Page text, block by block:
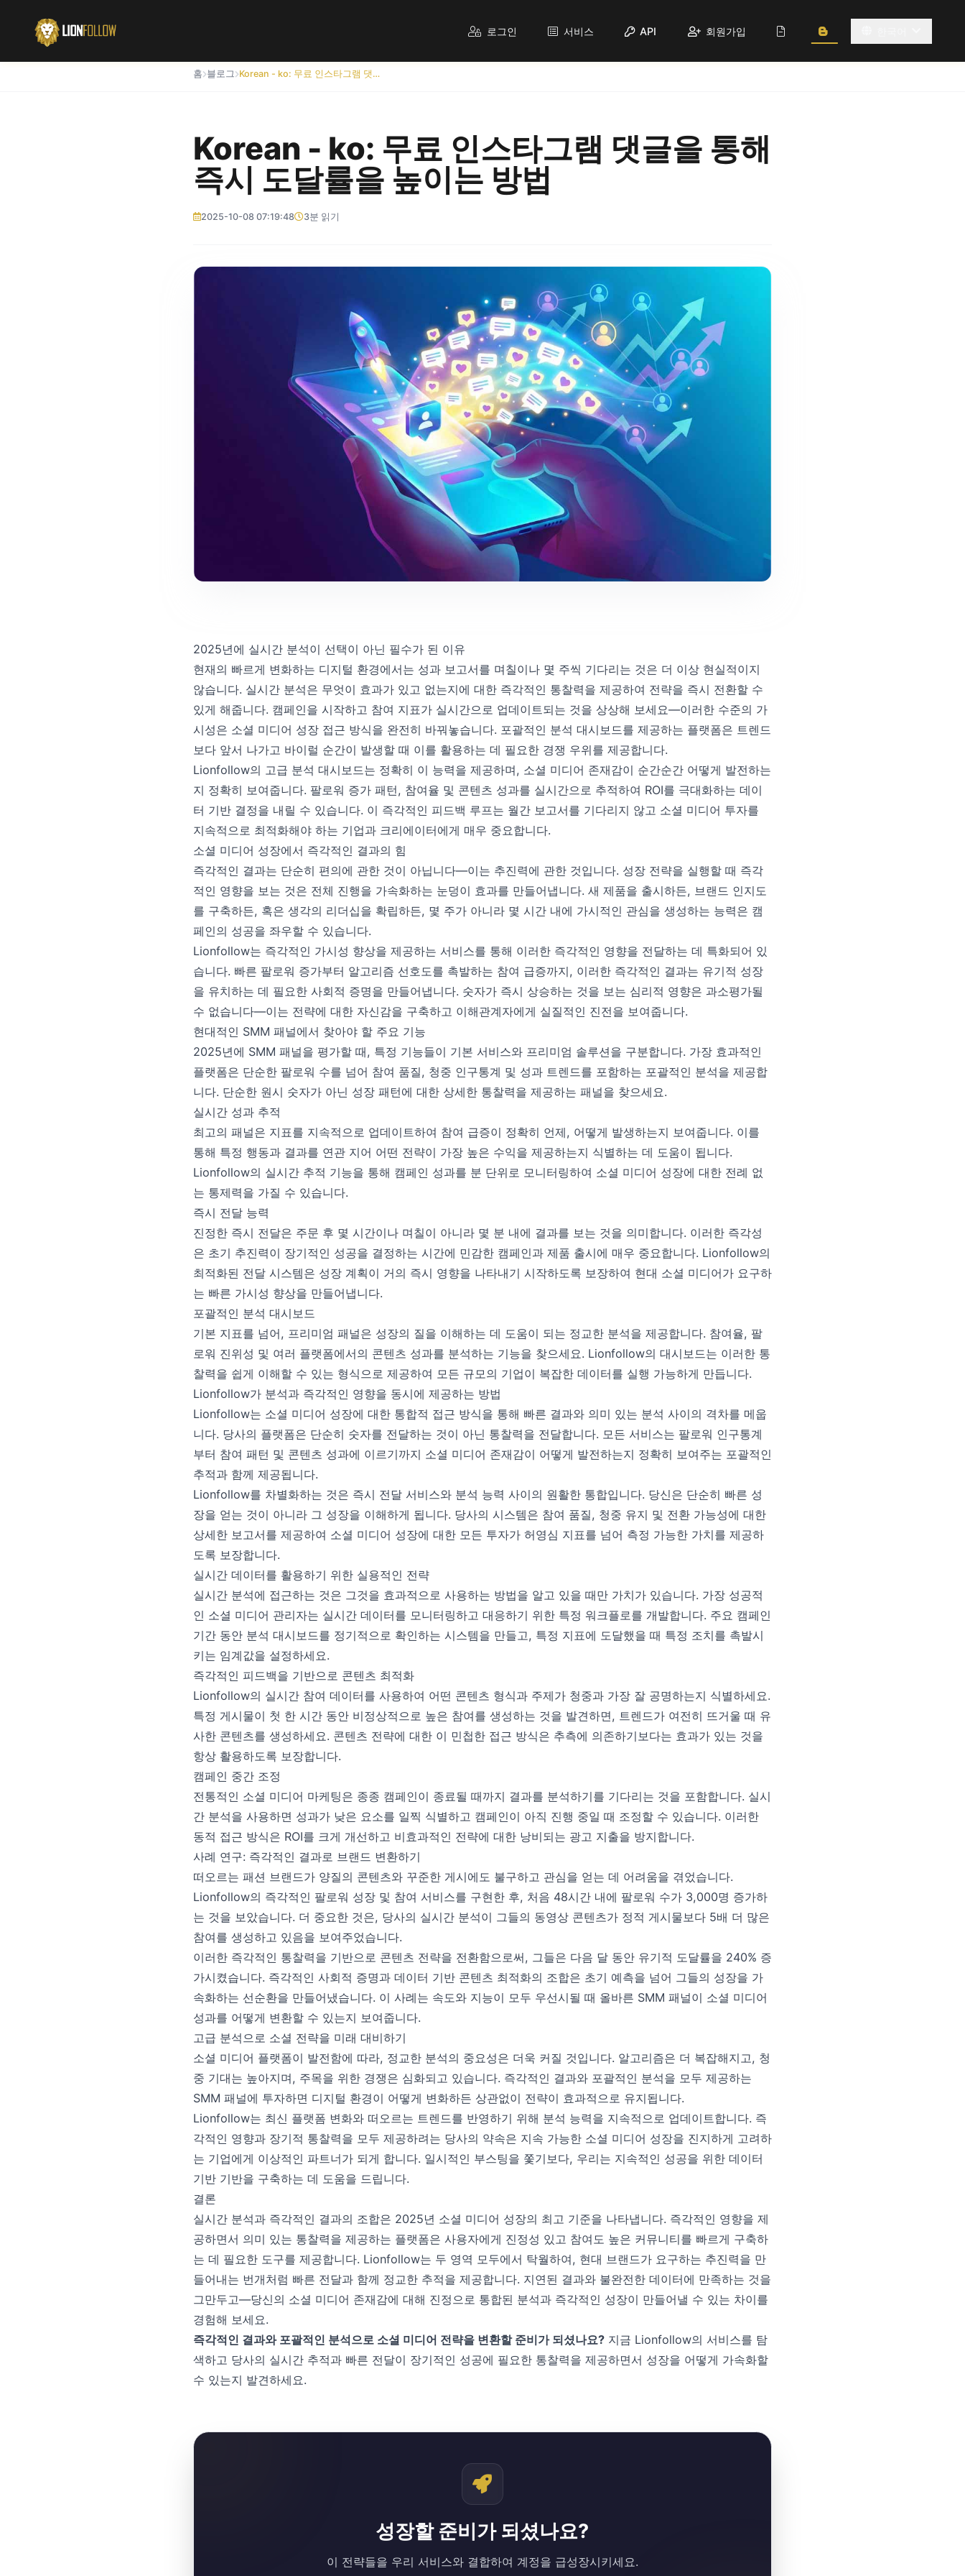
로그인 서비스 API 회원가입
홈 블로그 Korean - ko: 무료 인스타그램 댓글을 통해 즉시 도달률을 높이는 방법
Korean - ko: 무료 인스타그램 댓글을 통해
즉시 도달률을 높이는 방법
2025-10-08 07:19:48 3분 읽기
2025년에 실시간 분석이 선택이 아닌 필수가 된 이유
현재의 빠르게 변화하는 디지털 환경에서는 성과 보고서를 며칠이나 몇 주씩 기다리는 것은 더 이상 현실적이지
않습니다. 실시간 분석은 무엇이 효과가 있고 없는지에 대한 즉각적인 통찰력을 제공하여 전략을 즉시 전환할 수
있게 해줍니다. 캠페인을 시작하고 참여 지표가 실시간으로 업데이트되는 것을 상상해 보세요—이러한 수준의 가
시성은 소셜 미디어 성장 접근 방식을 완전히 바꿔놓습니다. 포괄적인 분석 대시보드를 제공하는 플랫폼은 트렌드
보다 앞서 나가고 바이럴 순간이 발생할 때 이를 활용하는 데 필요한 경쟁 우위를 제공합니다.
Lionfollow의 고급 분석 대시보드는 정확히 이 능력을 제공하며, 소셜 미디어 존재감이 순간순간 어떻게 발전하는
지 정확히 보여줍니다. 팔로워 증가 패턴, 참여율 및 콘텐츠 성과를 실시간으로 추적하여 ROI를 극대화하는 데이
터 기반 결정을 내릴 수 있습니다. 이 즉각적인 피드백 루프는 월간 보고서를 기다리지 않고 소셜 미디어 투자를
지속적으로 최적화해야 하는 기업과 크리에이터에게 매우 중요합니다.
소셜 미디어 성장에서 즉각적인 결과의 힘
즉각적인 결과는 단순히 편의에 관한 것이 아닙니다—이는 추진력에 관한 것입니다. 성장 전략을 실행할 때 즉각
적인 영향을 보는 것은 전체 진행을 가속화하는 눈덩이 효과를 만들어냅니다. 새 제품을 출시하든, 브랜드 인지도
를 구축하든, 혹은 생각의 리더십을 확립하든, 몇 주가 아니라 몇 시간 내에 가시적인 관심을 생성하는 능력은 캠
페인의 성공을 좌우할 수 있습니다.
Lionfollow는 즉각적인 가시성 향상을 제공하는 서비스를 통해 이러한 즉각적인 영향을 전달하는 데 특화되어 있
습니다. 빠른 팔로워 증가부터 알고리즘 선호도를 촉발하는 참여 급증까지, 이러한 즉각적인 결과는 유기적 성장
을 유치하는 데 필요한 사회적 증명을 만들어냅니다. 숫자가 즉시 상승하는 것을 보는 심리적 영향은 과소평가될
수 없습니다—이는 전략에 대한 자신감을 구축하고 이해관계자에게 실질적인 진전을 보여줍니다.
현대적인 SMM 패널에서 찾아야 할 주요 기능
2025년에 SMM 패널을 평가할 때, 특정 기능들이 기본 서비스와 프리미엄 솔루션을 구분합니다. 가장 효과적인
플랫폼은 단순한 팔로워 수를 넘어 참여 품질, 청중 인구통계 및 성과 트렌드를 포함하는 포괄적인 분석을 제공합
니다. 단순한 원시 숫자가 아닌 성장 패턴에 대한 상세한 통찰력을 제공하는 패널을 찾으세요.
실시간 성과 추적
최고의 패널은 지표를 지속적으로 업데이트하여 참여 급증이 정확히 언제, 어떻게 발생하는지 보여줍니다. 이를
통해 특정 행동과 결과를 연관 지어 어떤 전략이 가장 높은 수익을 제공하는지 식별하는 데 도움이 됩니다.
Lionfollow의 실시간 추적 기능을 통해 캠페인 성과를 분 단위로 모니터링하여 소셜 미디어 성장에 대한 전례 없
는 통제력을 가질 수 있습니다.
즉시 전달 능력
진정한 즉시 전달은 주문 후 몇 시간이나 며칠이 아니라 몇 분 내에 결과를 보는 것을 의미합니다. 이러한 즉각성
은 초기 추진력이 장기적인 성공을 결정하는 시간에 민감한 캠페인과 제품 출시에 매우 중요합니다. Lionfollow의
최적화된 전달 시스템은 성장 계획이 거의 즉시 영향을 나타내기 시작하도록 보장하여 현대 소셜 미디어가 요구하
는 빠른 가시성 향상을 만들어냅니다.
포괄적인 분석 대시보드
기본 지표를 넘어, 프리미엄 패널은 성장의 질을 이해하는 데 도움이 되는 정교한 분석을 제공합니다. 참여율, 팔
로워 진위성 및 여러 플랫폼에서의 콘텐츠 성과를 분석하는 기능을 찾으세요. Lionfollow의 대시보드는 이러한 통
찰력을 쉽게 이해할 수 있는 형식으로 제공하여 모든 규모의 기업이 복잡한 데이터를 실행 가능하게 만듭니다.
Lionfollow가 분석과 즉각적인 영향을 동시에 제공하는 방법
Lionfollow는 소셜 미디어 성장에 대한 통합적 접근 방식을 통해 빠른 결과와 의미 있는 분석 사이의 격차를 메웁
니다. 당사의 플랫폼은 단순히 숫자를 전달하는 것이 아닌 통찰력을 전달합니다. 모든 서비스는 팔로워 인구통계
부터 참여 패턴 및 콘텐츠 성과에 이르기까지 소셜 미디어 존재감이 어떻게 발전하는지 정확히 보여주는 포괄적인
추적과 함께 제공됩니다.
Lionfollow를 차별화하는 것은 즉시 전달 서비스와 분석 능력 사이의 원활한 통합입니다. 당신은 단순히 빠른 성
장을 얻는 것이 아니라 그 성장을 이해하게 됩니다. 당사의 시스템은 참여 품질, 청중 유지 및 전환 가능성에 대한
상세한 보고서를 제공하여 소셜 미디어 성장에 대한 모든 투자가 허영심 지표를 넘어 측정 가능한 가치를 제공하
도록 보장합니다.
실시간 데이터를 활용하기 위한 실용적인 전략
실시간 분석에 접근하는 것은 그것을 효과적으로 사용하는 방법을 알고 있을 때만 가치가 있습니다. 가장 성공적
인 소셜 미디어 관리자는 실시간 데이터를 모니터링하고 대응하기 위한 특정 워크플로를 개발합니다. 주요 캠페인
기간 동안 분석 대시보드를 정기적으로 확인하는 시스템을 만들고, 특정 지표에 도달했을 때 특정 조치를 촉발시
키는 임계값을 설정하세요.
즉각적인 피드백을 기반으로 콘텐츠 최적화
Lionfollow의 실시간 참여 데이터를 사용하여 어떤 콘텐츠 형식과 주제가 청중과 가장 잘 공명하는지 식별하세요.
특정 게시물이 첫 한 시간 동안 비정상적으로 높은 참여를 생성하는 것을 발견하면, 트렌드가 여전히 뜨거울 때 유
사한 콘텐츠를 생성하세요. 콘텐츠 전략에 대한 이 민첩한 접근 방식은 추측에 의존하기보다는 효과가 있는 것을
항상 활용하도록 보장합니다.
캠페인 중간 조정
전통적인 소셜 미디어 마케팅은 종종 캠페인이 종료될 때까지 결과를 분석하기를 기다리는 것을 포함합니다. 실시
간 분석을 사용하면 성과가 낮은 요소를 일찍 식별하고 캠페인이 아직 진행 중일 때 조정할 수 있습니다. 이러한
동적 접근 방식은 ROI를 크게 개선하고 비효과적인 전략에 대한 낭비되는 광고 지출을 방지합니다.
사례 연구: 즉각적인 결과로 브랜드 변환하기
떠오르는 패션 브랜드가 양질의 콘텐츠와 꾸준한 게시에도 불구하고 관심을 얻는 데 어려움을 겪었습니다.
Lionfollow의 즉각적인 팔로워 성장 및 참여 서비스를 구현한 후, 처음 48시간 내에 팔로워 수가 3,000명 증가하
는 것을 보았습니다. 더 중요한 것은, 당사의 실시간 분석이 그들의 동영상 콘텐츠가 정적 게시물보다 5배 더 많은
참여를 생성하고 있음을 보여주었습니다.
이러한 즉각적인 통찰력을 기반으로 콘텐츠 전략을 전환함으로써, 그들은 다음 달 동안 유기적 도달률을 240% 증
가시켰습니다. 즉각적인 사회적 증명과 데이터 기반 콘텐츠 최적화의 조합은 초기 예측을 넘어 그들의 성장을 가
속화하는 선순환을 만들어냈습니다. 이 사례는 속도와 지능이 모두 우선시될 때 올바른 SMM 패널이 소셜 미디어
성과를 어떻게 변환할 수 있는지 보여줍니다.
고급 분석으로 소셜 전략을 미래 대비하기
소셜 미디어 플랫폼이 발전함에 따라, 정교한 분석의 중요성은 더욱 커질 것입니다. 알고리즘은 더 복잡해지고, 청
중 기대는 높아지며, 주목을 위한 경쟁은 심화되고 있습니다. 즉각적인 결과와 포괄적인 분석을 모두 제공하는
SMM 패널에 투자하면 디지털 환경이 어떻게 변화하든 상관없이 전략이 효과적으로 유지됩니다.
Lionfollow는 최신 플랫폼 변화와 떠오르는 트렌드를 반영하기 위해 분석 능력을 지속적으로 업데이트합니다. 즉
각적인 영향과 장기적 통찰력을 모두 제공하려는 당사의 약속은 지속 가능한 소셜 미디어 성장을 진지하게 고려하
는 기업에게 이상적인 파트너가 되게 합니다. 일시적인 부스팅을 쫓기보다, 우리는 지속적인 성공을 위한 데이터
기반 기반을 구축하는 데 도움을 드립니다.
결론
실시간 분석과 즉각적인 결과의 조합은 2025년 소셜 미디어 성장의 최고 기준을 나타냅니다. 즉각적인 영향을 제
공하면서 의미 있는 통찰력을 제공하는 플랫폼은 사용자에게 진정성 있고 참여도 높은 커뮤니티를 빠르게 구축하
는 데 필요한 도구를 제공합니다. Lionfollow는 두 영역 모두에서 탁월하여, 현대 브랜드가 요구하는 추진력을 만
들어내는 번개처럼 빠른 전달과 함께 정교한 추적을 제공합니다. 지연된 결과와 불완전한 데이터에 만족하는 것을
그만두고—당신의 소셜 미디어 존재감에 대해 진정으로 통합된 분석과 즉각적인 성장이 만들어낼 수 있는 차이를
경험해 보세요.
즉각적인 결과와 포괄적인 분석으로 소셜 미디어 전략을 변환할 준비가 되셨나요?지금 Lionfollow의 서비스를 탐
색하고 당사의 실시간 추적과 빠른 전달이 장기적인 성공에 필요한 통찰력을 제공하면서 성장을 어떻게 가속화할
수 있는지 발견하세요.
성장할 준비가 되셨나요?
이 전략들을 우리 서비스와 결합하여 계정을 급성장시키세요.